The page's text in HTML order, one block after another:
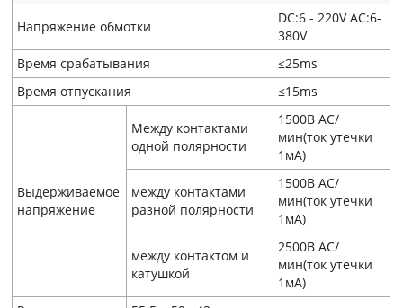
Напряжение обмотки
DC:6 - 220V AC:6-
380V
Время срабатывания
≤25ms
Время отпускания
≤15ms
Выдерживаемое
напряжение
Между контактами
одной полярности
1500В AC/
мин(ток утечки
1мA)
между контактами
разной полярности
1500В AC/
мин(ток утечки
1мA)
между контактом и
катушкой
2500В AC/
мин(ток утечки
1мA)